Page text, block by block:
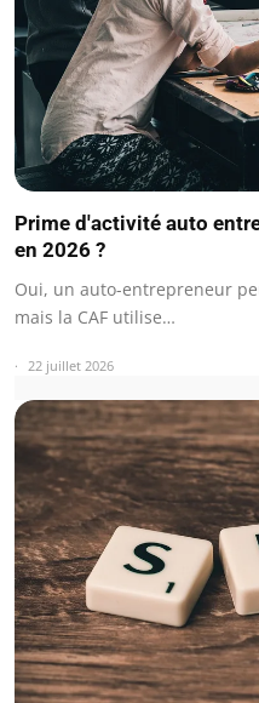
Prime d'activité auto
en 2026 ?
Oui, un auto-entrepreneur
mais la CAF utilise…
22 juillet 2026